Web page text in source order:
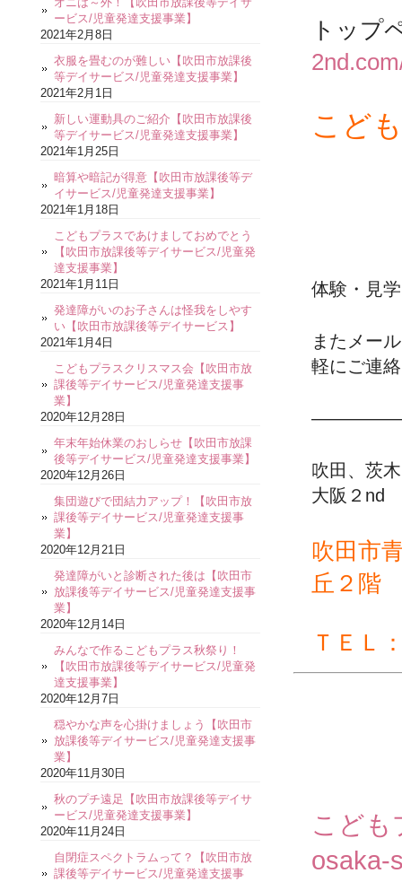
トップ
こど
体験・見
またメー
軽にご連
吹田、茨
大阪２nd
吹田市
丘２階
ＴＥＬ
こども
osaka-
ービス/児童発達支援事業】
2021年2月8日
衣服を畳むのが難しい【吹田市放課後
等デイサービス/児童発達支援事業】
2021年2月1日
新しい運動具のご紹介【吹田市放課後
等デイサービス/児童発達支援事業】
2021年1月25日
暗算や暗記が得意【吹田市放課後等デ
イサービス/児童発達支援事業】
2021年1月18日
こどもプラスであけましておめでとう
【吹田市放課後等デイサービス/児童発
達支援事業】
2021年1月11日
発達障がいのお子さんは怪我をしやす
い【吹田市放課後等デイサービス】
2021年1月4日
こどもプラスクリスマス会【吹田市放
課後等デイサービス/児童発達支援事
業】
2020年12月28日
年末年始休業のおしらせ【吹田市放課
後等デイサービス/児童発達支援事業】
2020年12月26日
集団遊びで団結力アップ！【吹田市放
課後等デイサービス/児童発達支援事
業】
2020年12月21日
発達障がいと診断された後は【吹田市
放課後等デイサービス/児童発達支援事
業】
2020年12月14日
みんなで作るこどもプラス秋祭り！
【吹田市放課後等デイサービス/児童発
達支援事業】
2020年12月7日
穏やかな声を心掛けましょう【吹田市
放課後等デイサービス/児童発達支援事
業】
2020年11月30日
秋のプチ遠足【吹田市放課後等デイサ
ービス/児童発達支援事業】
2020年11月24日
自閉症スペクトラムって？【吹田市放
課後等デイサービス/児童発達支援事